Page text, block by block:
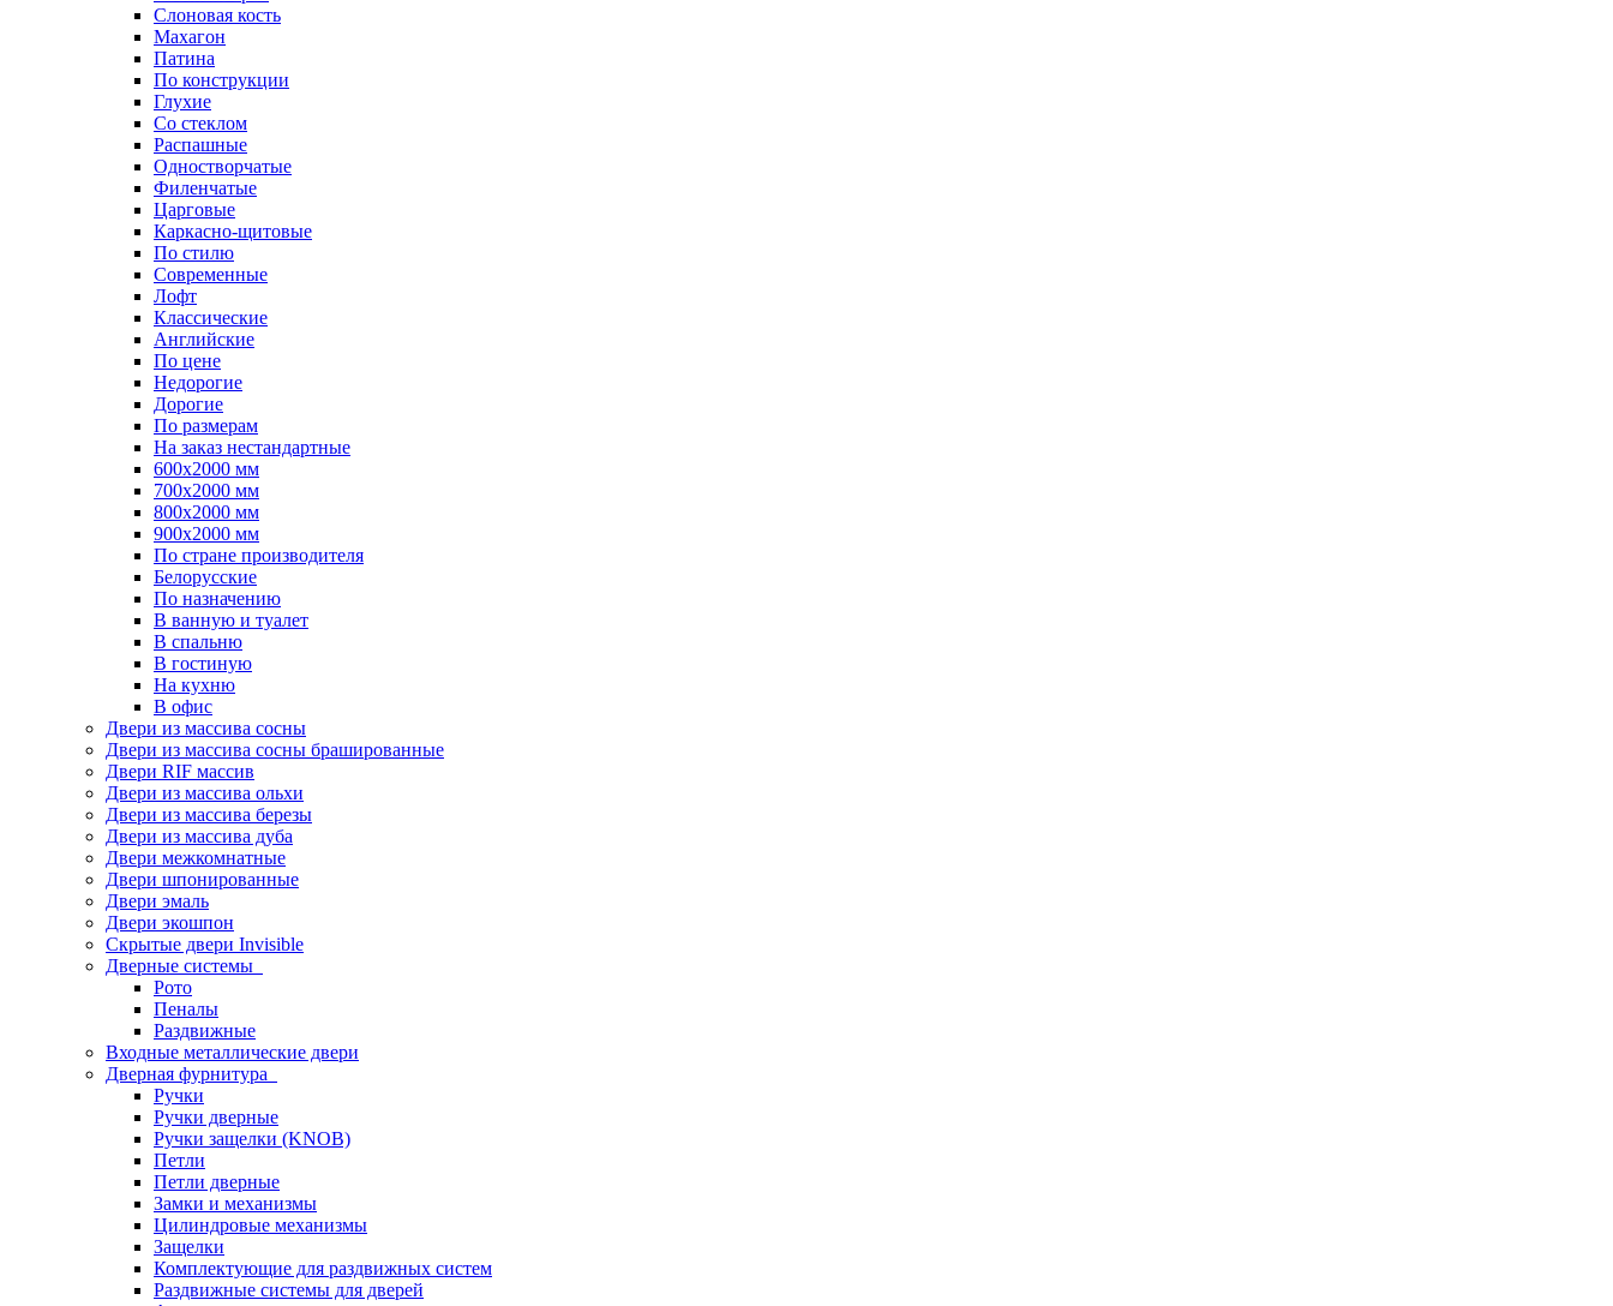
Слоновая кость
Махагон
Патина
По конструкции
Глухие
Со стеклом
Распашные
Одностворчатые
Филенчатые
Царговые
Каркасно-щитовые
По стилю
Современные
Лофт
Классические
Английские
По цене
Недорогие
Дорогие
По размерам
На заказ нестандартные
600х2000 мм
700х2000 мм
800х2000 мм
900х2000 мм
По стране производителя
Белорусские
По назначению
В ванную и туалет
В спальню
В гостиную
На кухню
В офис
Двери из массива сосны
Двери из массива сосны брашированные
Двери RIF массив
Двери из массива ольхи
Двери из массива березы
Двери из массива дуба
Двери межкомнатные
Двери шпонированные
Двери эмаль
Двери экошпон
Скрытые двери Invisible
Дверные системы
Рото
Пеналы
Раздвижные
Входные металлические двери
Дверная фурнитура
Ручки
Ручки дверные
Ручки защелки (KNOB)
Петли
Петли дверные
Замки и механизмы
Цилиндровые механизмы
Защелки
Комплектующие для раздвижных систем
Раздвижные системы для дверей